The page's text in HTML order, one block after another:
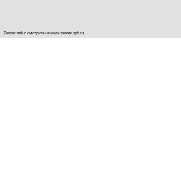
Zenner mtk n смотрите наwww.zenner.spb.ru.